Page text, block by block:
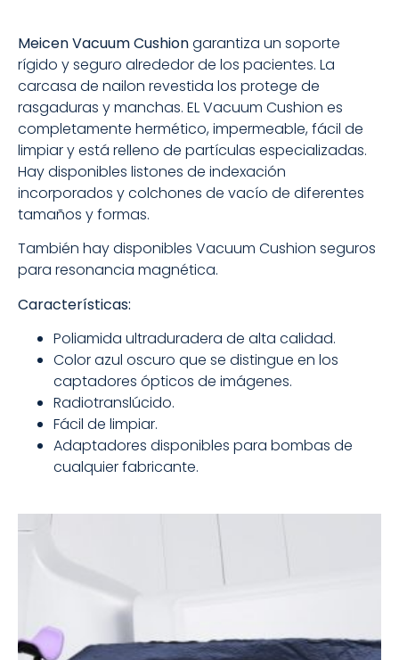
Meicen Vacuum Cushiongarantiza un soporte
rígido y seguro alrededor de los pacientes. La
carcasa de nailon revestida los protege de
rasgaduras y manchas. EL Vacuum Cushion es
completamente hermético, impermeable, fácil de
limpiar y está relleno de partículas especializadas.
Hay disponibles listones de indexación
incorporados y colchones de vacío de diferentes
tamaños y formas.
También hay disponibles Vacuum Cushion seguros
para resonancia magnética.
Características:
Poliamida ultraduradera de alta calidad.
Color azul oscuro que se distingue en los
captadores ópticos de imágenes.
Radiotranslúcido.
Fácil de limpiar.
Adaptadores disponibles para bombas de
cualquier fabricante.